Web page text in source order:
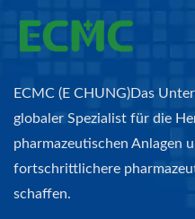
ECMC (E CHUNG)Das
globaler Spezialist für die
pharmazeutischen Anlagen
fortschrittlichere
schaffen.